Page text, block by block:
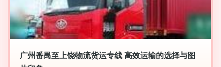
广州番禺至上饶物流货运专线 高效运输的选择与图